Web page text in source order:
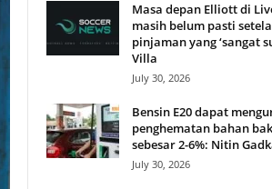
Masa depan Elliott di
masih belum pasti
pinjaman yang ‘sangat
Villa
July 30, 2026
Bensin E20 dapat
penghematan bahan
sebesar 2-6%: Nitin
July 30, 2026